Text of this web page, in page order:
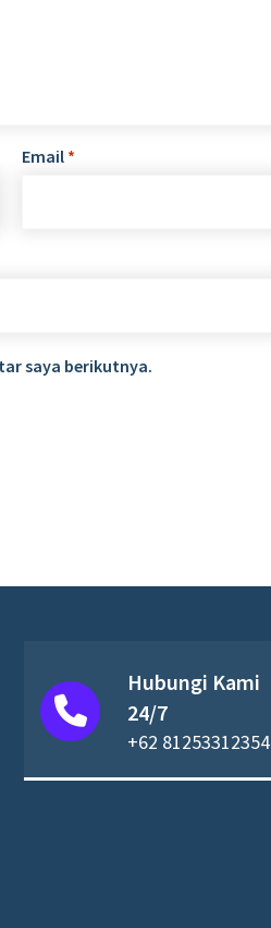
Email *
saya berikutnya.
Hubungi Kami
24/7
+62 81253312354